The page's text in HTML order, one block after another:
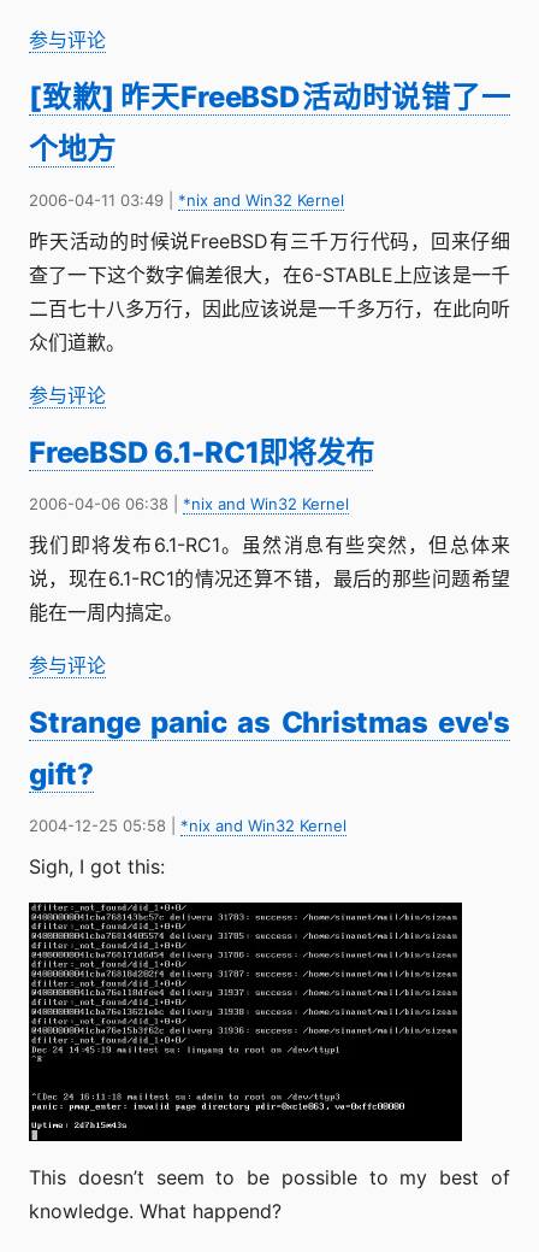
参与评论
[致歉] 昨天FreeBSD活动时说错了一
个地方
2006-04-11 03:49 *nix and Win32 Kernel
昨天活动的时候说FreeBSD有三千万行代码，回来仔细
查了一下这个数字偏差很大，在6-STABLE上应该是一千
二百七十八多万行，因此应该说是一千多万行，在此向听
众们道歉。
参与评论
FreeBSD 6.1-RC1即将发布
2006-04-06 06:38 *nix and Win32 Kernel
我们即将发布6.1-RC1。虽然消息有些突然，但总体来
说，现在6.1-RC1的情况还算不错，最后的那些问题希望
能在一周内搞定。
参与评论
Strange panic as Christmas eve's
gift?
2004-12-25 05:58 *nix and Win32 Kernel
Sigh, I got this:
This doesn’t seem to be possible to my best of
knowledge. What happend?